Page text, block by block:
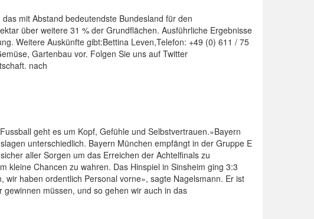
mit Abstand bedeutendste Bundesland für den
über weitere 31 % der Grundflächen. Ausführliche Ergebnisse
Weitere Auskünfte gibt:Bettina Leven,Telefon: +49 (0) 611 / 75
Gartenbau vor. Folgen Sie uns auf Twitter
nach
geht es um Kopf, Gefühle und Selbstvertrauen.»Bayern
unterschiedlich. Bayern München empfängt in der Gruppe E
aller Sorgen um das Erreichen der Achtelfinals zu
kleine Chancen zu wahren. Das Hinspiel in Sinsheim ging 3:3
haben ordentlich Personal vorne», sagte Nagelsmann. Er ist
müssen, und so gehen wir auch in das